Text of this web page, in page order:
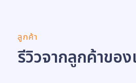
ลูกค้า
รีวิวจากลูกค้าของ